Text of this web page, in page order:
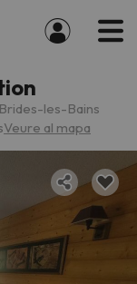
les-Bains
Veure al mapa